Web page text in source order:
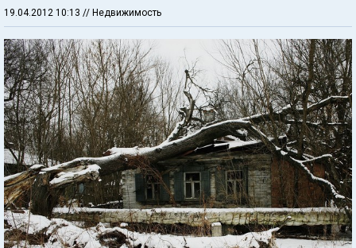
19.04.2012 10:13 // Недвижимость